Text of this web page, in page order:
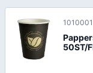
50ST/